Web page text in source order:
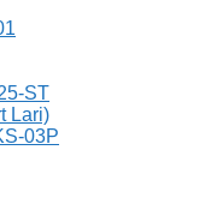
ST
Lari)
03P